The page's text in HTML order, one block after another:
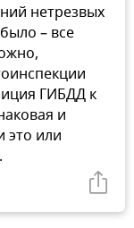
нетрезвых
– все
ГИБДД к
и
это или